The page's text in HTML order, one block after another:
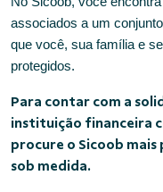
associados a um
que você, sua família e
protegidos.
Para contar com a
instituição financeira
procure o Sicoob
sob medida.